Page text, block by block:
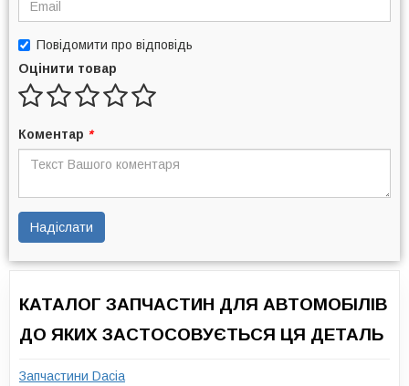
Повідомити про відповідь
Оцінити товар
Коментар *
Надіслати
КАТАЛОГ ЗАПЧАСТИН ДЛЯ АВТОМОБІЛІВ
ДО ЯКИХ ЗАСТОСОВУЄТЬСЯ ЦЯ ДЕТАЛЬ
Запчастини Dacia